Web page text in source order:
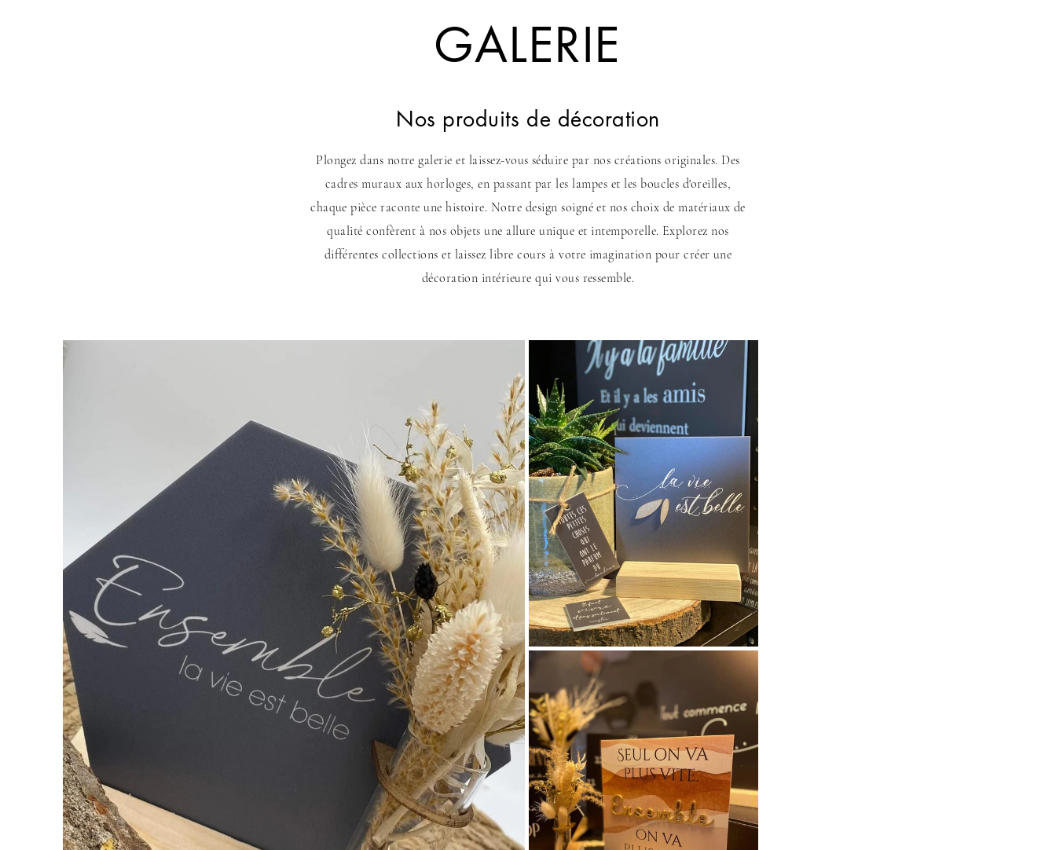
GALERIE
Nos produits de décoration
Plongez dans notre galerie et laissez-vous séduire par nos créations originales. Des
cadres muraux aux horloges, en passant par les lampes et les boucles d'oreilles,
chaque pièce raconte une histoire. Notre design soigné et nos choix de matériaux de
qualité confèrent à nos objets une allure unique et intemporelle. Explorez nos
différentes collections et laissez libre cours à votre imagination pour créer une
décoration intérieure qui vous ressemble.